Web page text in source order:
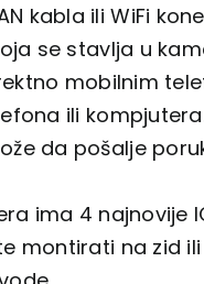
kabla ili WiFi
se stavlja u
mobilnim
ili
da pošalje
ima 4 najnovije
montirati na zid